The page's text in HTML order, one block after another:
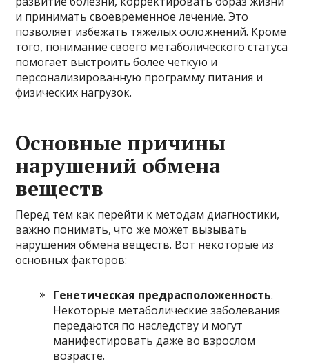
и принимать своевременное лечение. Это
позволяет избежать тяжелых осложнений. Кроме
того, понимание своего метаболического статуса
помогает выстроить более четкую и
персонализированную программу питания и
физических нагрузок.
Основные причины
нарушений обмена
веществ
Перед тем как перейти к методам диагностики,
важно понимать, что же может вызывать
нарушения обмена веществ. Вот некоторые из
основных факторов:
Генетическая предрасположенность.
Некоторые метаболические заболевания
передаются по наследству и могут
манифестировать даже во взрослом
возрасте.